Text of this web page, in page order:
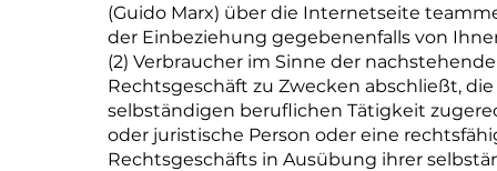
(Guido Marx) über die Internetseite
der Einbeziehung gegebenenfalls von
(2) Verbraucher im Sinne der
Rechtsgeschäft zu Zwecken abschließt,
selbständigen beruflichen Tätigkeit
oder juristische Person oder eine
Rechtsgeschäfts in Ausübung ihrer